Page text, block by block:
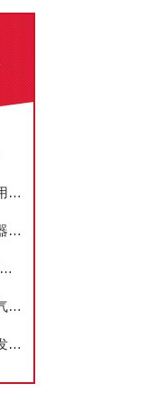
LY-300氢气发生器的核心应用领域有哪些？
水质护航：电解水氢气发生器进水水质要求解析
零级空气发生器：实验室的“空气守护者”
绿色能源的源泉：电解水氢气发生器在可持续能源中的应用
绿色能源的未来：纯水氢气发生器的角色与挑战